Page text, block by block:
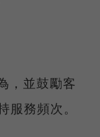
，並鼓勵客
服務頻次。